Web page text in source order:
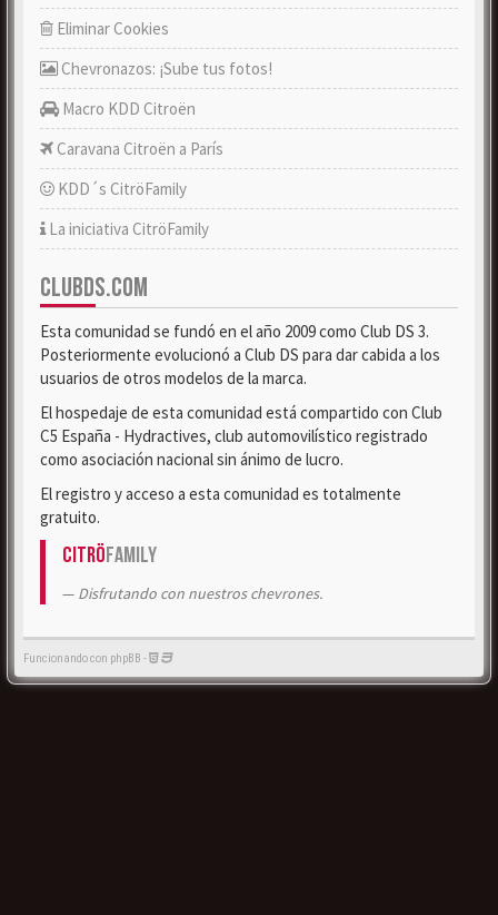
Eliminar Cookies
Chevronazos: ¡Sube tus fotos!
Macro KDD Citroën
Caravana Citroën a París
KDD´s CitröFamily
La iniciativa CitröFamily
CLUBDS.COM
Esta comunidad se fundó en el año 2009 como Club DS 3.
Posteriormente evolucionó a Club DS para dar cabida a los
usuarios de otros modelos de la marca.
El hospedaje de esta comunidad está compartido con Club
C5 España - Hydractives, club automovilístico registrado
como asociación nacional sin ánimo de lucro.
El registro y acceso a esta comunidad es totalmente
gratuito.
CitröFamily
Disfrutando con nuestros chevrones.
Funcionando con phpBB -